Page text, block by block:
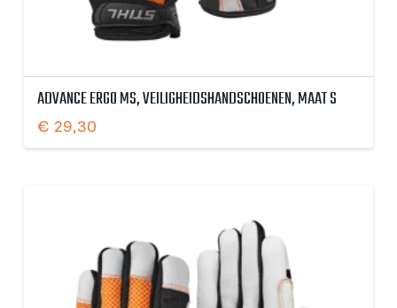
ADVANCE ERGO MS, VEILIGHEIDSHANDSCHOENEN, MAAT S
€ 29,30